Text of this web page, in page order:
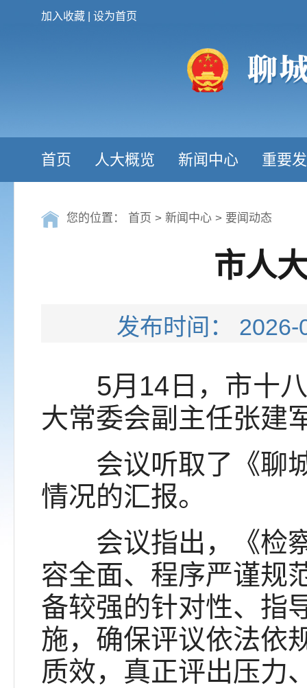
加入收藏 设为首页
首页 人大概览 新闻中心 重要
您的位置： 首页 > 新闻中心 > 要闻动态
市人
发布时间：
5月14日，市十八
大常委会副主任张建
会议听取了《聊城
情况的汇报。
会议指出，《检察
容全面、程序严谨规
备较强的针对性、指
施，确保评议依法依
质效，真正评出压力